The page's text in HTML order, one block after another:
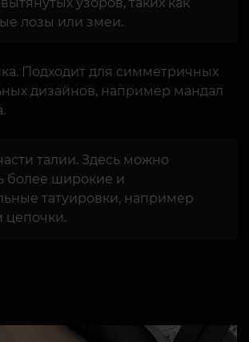
лозы или змеи.
Подходит для симметричных
дизайнов, например мандал
талии. Здесь можно
более широкие и
татуировки, например
цепочки.